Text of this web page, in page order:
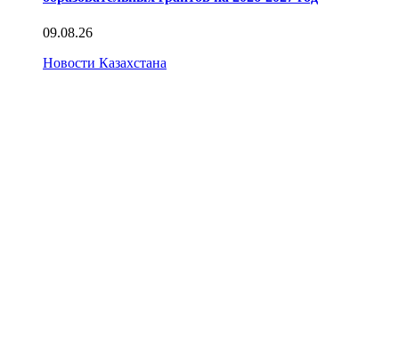
09.08.26
Новости Казахстана